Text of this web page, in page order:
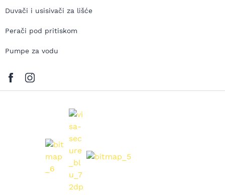
Duvači i usisivači za lišće
Perači pod pritiskom
Pumpe za vodu